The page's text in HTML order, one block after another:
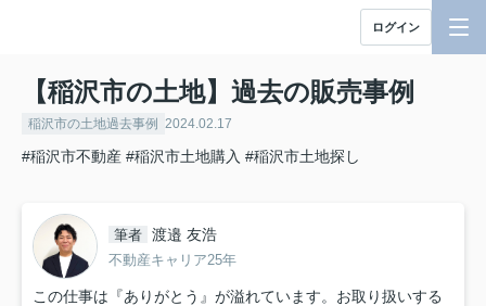
ログイン
【稲沢市の土地】過去の販売事例
稲沢市の土地過去事例 2024.02.17
#稲沢市不動産 #稲沢市土地購入 #稲沢市土地探し
筆者 渡邉 友浩
不動産キャリア25年
この仕事は『ありがとう』が溢れています。お取り扱いする